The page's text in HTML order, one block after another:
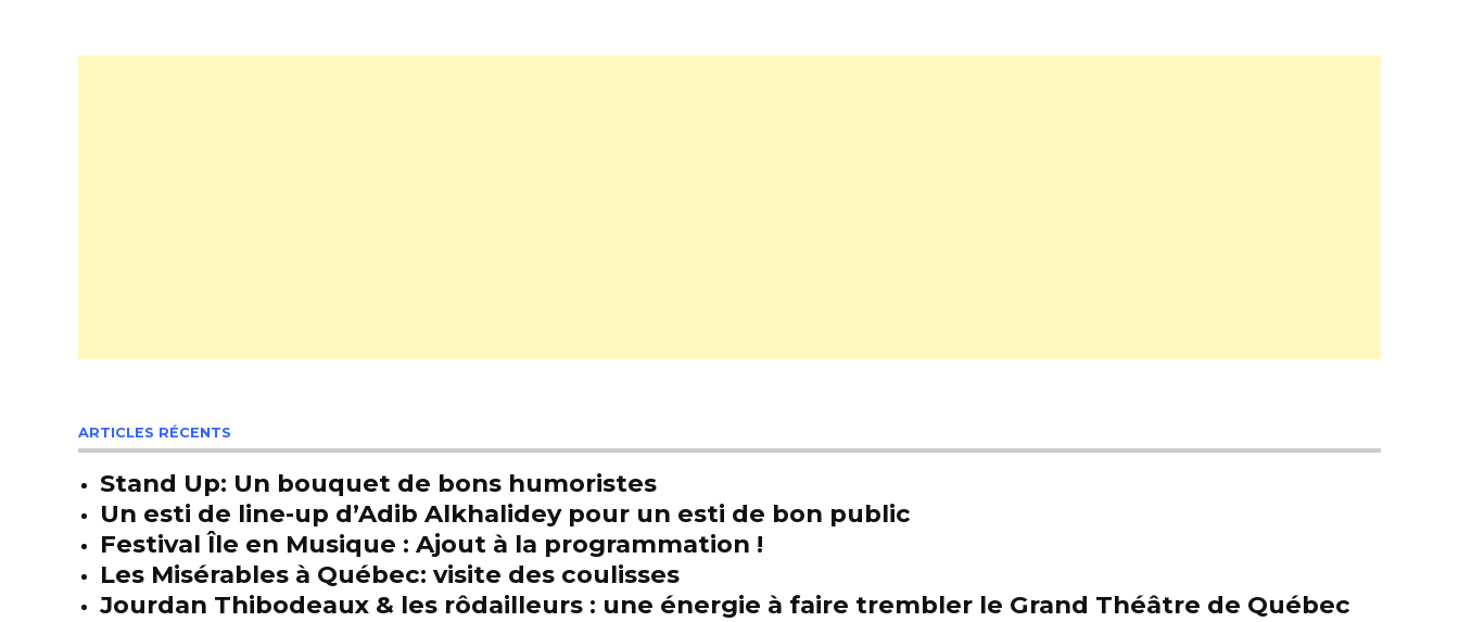
ARTICLES RÉCENTS
Stand Up: Un bouquet de bons humoristes
Un esti de line-up d’Adib Alkhalidey pour un esti de bon public
Festival Île en Musique : Ajout à la programmation !
Les Misérables à Québec: visite des coulisses
Jourdan Thibodeaux & les rôdailleurs : une énergie à faire trembler le Grand Théâtre de Québec